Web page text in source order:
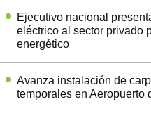
Ejecutivo nacional
eléctrico al sector privado
energético
Avanza instalación de
temporales en Aeropuerto